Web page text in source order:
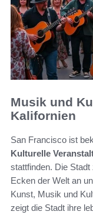
Musik und
Kalifornien
San Francisco ist
Kulturelle
stattfinden. Die
Ecken der Welt an
Kunst, Musik und
zeigt die Stadt ihre